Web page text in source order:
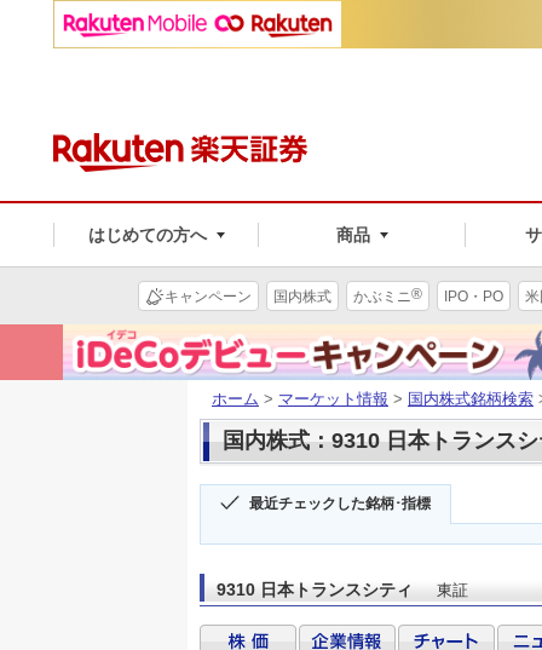
はじめての方へ 商品
キャンペーン 国内株式 かぶミニ® IPO・PO
ホーム > マーケット情報 > 国内株式銘柄検索
国内株式：9310 日本トランス
最近チェックした銘柄･指標
9310 日本トランスシティ 東証